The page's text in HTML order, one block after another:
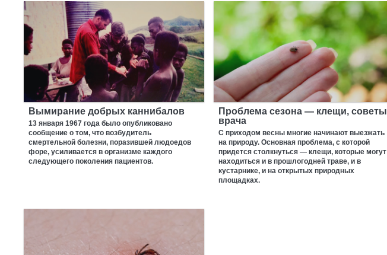
Вымирание добрых каннибалов
13 января 1967 года было опубликовано
сообщение о том, что возбудитель
смертельной болезни, поразившей людоедов
форе, усиливается в организме каждого
следующего поколения пациентов.
Проблема сезона — клещи, советы
врача
С приходом весны многие начинают выезжать
на природу. Основная проблема, с которой
придется столкнуться — клещи, которые могут
находиться и в прошлогодней траве, и в
кустарнике, и на открытых природных
площадках.